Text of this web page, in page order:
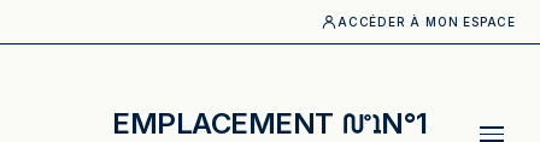
ACCÉDER À MON ESPACE
EMPLACEMENT N°1